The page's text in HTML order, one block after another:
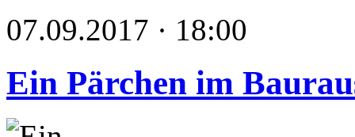
07.09.2017 · 18:00
Ein Pärchen im